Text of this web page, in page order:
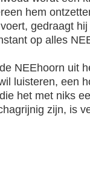
hem
gedraagt
op alles
NEEhoorn uit
luisteren, een
het met niks
zijn, is